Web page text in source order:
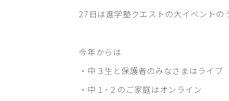
27日は進学塾クエストの大イベントの
今年からは
・中３生と保護者のみなさまはライブ
・中１･２のご家庭はオンライン